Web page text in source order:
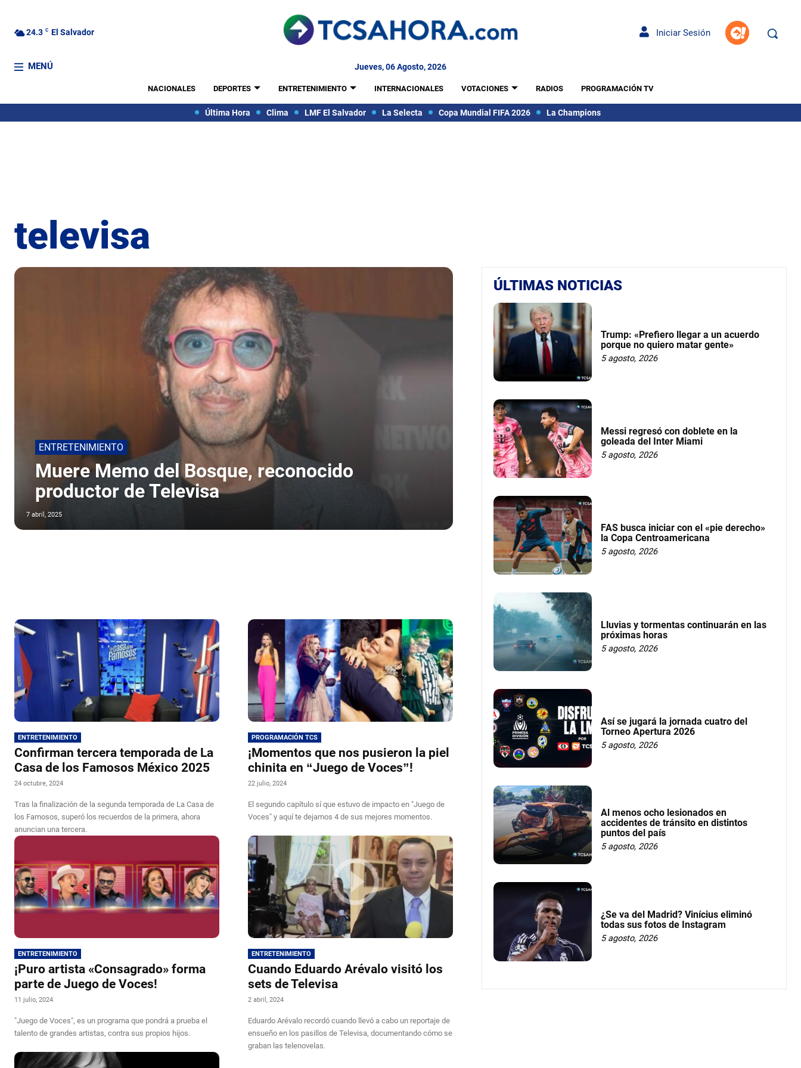
24.3 C El Salvador Iniciar Sesión
MENÚ Jueves, 06 Agosto, 2026
NACIONALES DEPORTES ENTRETENIMIENTO INTERNACIONALES VOTACIONES RADIOS PROGRAMACIÓN TV
Última Hora Clima LMF El Salvador La Selecta Copa Mundial FIFA 2026 La Champions
televisa
ENTRETENIMIENTO
Muere Memo del Bosque, reconocido
productor de Televisa
7 abril, 2025
ENTRETENIMIENTO
Confirman tercera temporada de La
Casa de los Famosos México 2025
24 octubre, 2024
Tras la finalización de la segunda temporada de La Casa de
los Famosos, superó los recuerdos de la primera, ahora
anuncian una tercera.
PROGRAMACIÓN TCS
¡Momentos que nos pusieron la piel
chinita en “Juego de Voces”!
22 julio, 2024
El segundo capítulo sí que estuvo de impacto en "Juego de
Voces" y aquí te dejamos 4 de sus mejores momentos.
ENTRETENIMIENTO
¡Puro artista «Consagrado» forma
parte de Juego de Voces!
11 julio, 2024
"Juego de Voces", es un programa que pondrá a prueba el
talento de grandes artistas, contra sus propios hijos.
ENTRETENIMIENTO
Cuando Eduardo Arévalo visitó los
sets de Televisa
2 abril, 2024
Eduardo Arévalo recordó cuando llevó a cabo un reportaje de
ensueño en los pasillos de Televisa, documentando cómo se
graban las telenovelas.
ÚLTIMAS NOTICIAS
Trump: «Prefiero llegar a un acuerdo
porque no quiero matar gente»
5 agosto, 2026
Messi regresó con doblete en la
goleada del Inter Miami
5 agosto, 2026
FAS busca iniciar con el «pie derecho»
la Copa Centroamericana
5 agosto, 2026
Lluvias y tormentas continuarán en las
próximas horas
5 agosto, 2026
Así se jugará la jornada cuatro del
Torneo Apertura 2026
5 agosto, 2026
Al menos ocho lesionados en
accidentes de tránsito en distintos
puntos del país
5 agosto, 2026
¿Se va del Madrid? Vinícius eliminó
todas sus fotos de Instagram
5 agosto, 2026